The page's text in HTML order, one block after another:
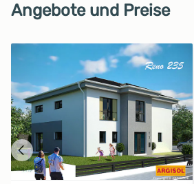
Angebote und Preise
Vorheriges
Haus